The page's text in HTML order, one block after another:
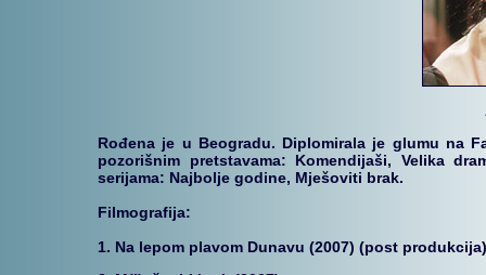
Rođena je u Beogradu. Diplomirala je glumu na
pozorišnim pretstavama: Komendijaši, Velika
serijama: Najbolje godine, Mješoviti brak.
Filmografija:
1. Na lepom plavom Dunavu (2007) (post produkcija)